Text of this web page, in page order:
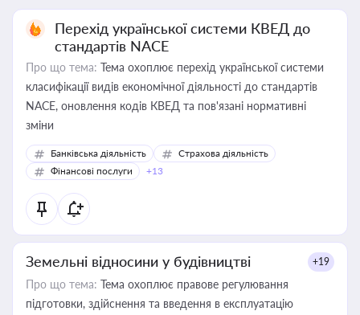
Перехід української системи КВЕД до
стандартів NACE
Про що тема: Тема охоплює перехід української системи
класифікації видів економічної діяльності до стандартів
NACE, оновлення кодів КВЕД та пов'язані нормативні
зміни
Банківська діяльність
Страхова діяльність
Фінансові послуги
+13
Земельні відносини у будівництві +19
Про що тема: Тема охоплює правове регулювання
підготовки, здійснення та введення в експлуатацію